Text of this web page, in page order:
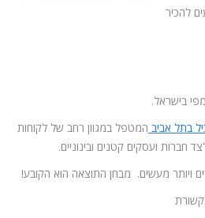
להכיר
בישראל.
בתל אביב המטפל במגוון רחב של לקוחות
ועסקים קטנים ובינוניים.
ויותר מעשים. מבחן התוצאה הוא הקובע!